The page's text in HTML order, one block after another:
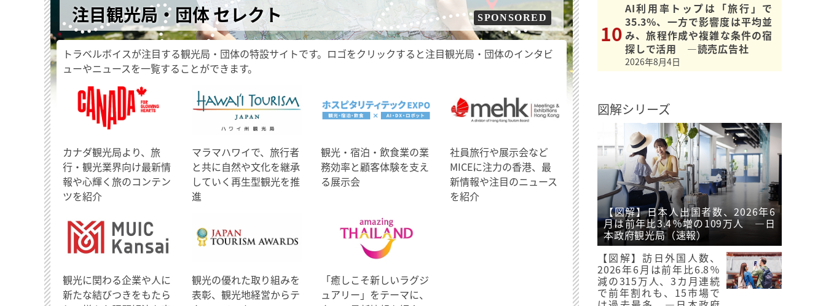
注目観光局・団体 セレクト SPONSORED
トラベルボイスが注目する観光局・団体の特設サイトです。ロゴをクリックすると注目観光局・団体のインタビ
ューやニュースを一覧することができます。
​カナダ観光局より、旅
行・観光業界向け最新情
報や心輝く旅のコンテン
ツを紹介
マラマハワイで、旅行者
と共に自然や文化を継承
していく再生型観光を推
進
観光・宿泊・飲食業の業
務効率と顧客体験を支え
る展示会
社員旅行や展示会など
MICEに注力の香港、最
新情報や注目のニュース
を紹介
観光に関わる企業や人に
新たな結びつきをもたら
観光の優れた取り組みを
表彰、観光地経営からテ
「癒しこそ新しいラグジ
ュアリー」をテーマに、
AI利用率トップは「旅行」で
35.3%、一方で影響度は平均並
み、旅程作成や複雑な条件の宿
探しで活用 ―読売広告社
2026年8月4日
図解シリーズ
【図解】日本人出国者数、2026年6
月は前年比3.4％増の109万人 ―日
本政府観光局（速報）
【図解】訪日外国人数、
2026年6月は前年比6.8％
減の315万人、3カ月連続
で前年割れも、15市場で